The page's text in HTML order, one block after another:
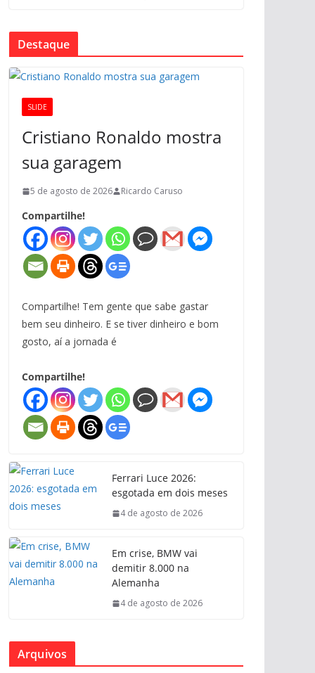
Destaque
SLIDE
Cristiano Ronaldo mostra
sua garagem
5 de agosto de 2026 Ricardo Caruso
Compartilhe!
Compartilhe! Tem gente que sabe gastar
bem seu dinheiro. E se tiver dinheiro e bom
gosto, aí a jornada é
Compartilhe!
Ferrari Luce 2026:
esgotada em dois meses
4 de agosto de 2026
Em crise, BMW vai
demitir 8.000 na
Alemanha
4 de agosto de 2026
Arquivos